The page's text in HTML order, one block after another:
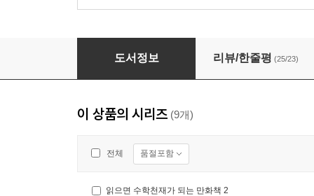
읽으면 수학천재가 되는 만화책 : 초등 B
도서정보 리뷰/한줄평 (25/23)
이 상품의 시리즈 (9개)
전체 품절포함
읽으면 수학천재가 되는 만화책 2